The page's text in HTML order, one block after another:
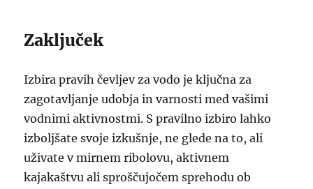
Zaključek
Izbira pravih čevljev za vodo je ključna za
zagotavljanje udobja in varnosti med vašimi
vodnimi aktivnostmi. S pravilno izbiro lahko
izboljšate svoje izkušnje, ne glede na to, ali
uživate v mirnem ribolovu, aktivnem
kajakaštvu ali sproščujočem sprehodu ob